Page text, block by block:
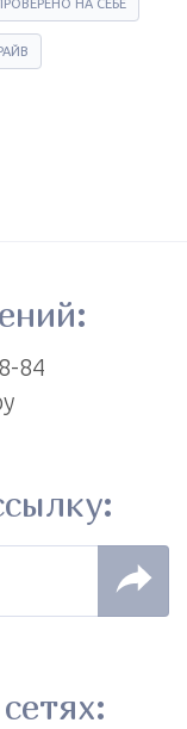
НА СЕБЕ
84